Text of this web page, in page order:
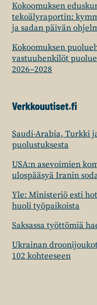
Kokoomuksen
tekoälyraportin:
ja sadan päivän
Kokoomuksen
vastuuhenkilöt
2026–2028
Verkkouutiset.fi
Saudi-Arabia, Turkki
puolustuksesta
USA:n asevoimien
ulospääsyä Iranin
Yle: Ministeriö esti
huoli työpaikoista
Saksassa työttömiä
Ukrainan
102 kohteeseen